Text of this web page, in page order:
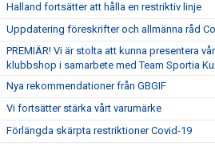
Halland fortsätter att hålla en restriktiv linje
Uppdatering föreskrifter och allmänna råd
PREMIÄR! Vi är stolta att kunna presentera
klubbshop i samarbete med Team Sportia
Nya rekommendationer från GBGIF
Vi fortsätter stärka vårt varumärke
Förlängda skärpta restriktioner Covid-19